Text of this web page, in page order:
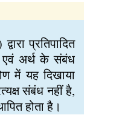
प्रतिपादित
एवं अर्थ के संबंध
में यह दिखाया
संबंध नहीं है,
होता है।